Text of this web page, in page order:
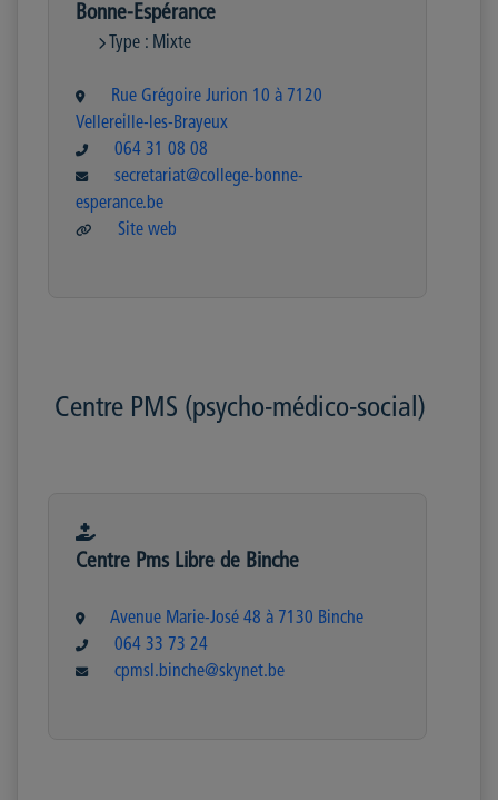
Bonne-Espérance
Type : Mixte
Rue Grégoire Jurion 10 à 7120
Vellereille-les-Brayeux
064 31 08 08
secretariat@college-bonne-
esperance.be
Site web
Centre PMS (psycho-médico-social)
Centre Pms Libre de Binche
Avenue Marie-José 48 à 7130 Binche
064 33 73 24
cpmsl.binche@skynet.be